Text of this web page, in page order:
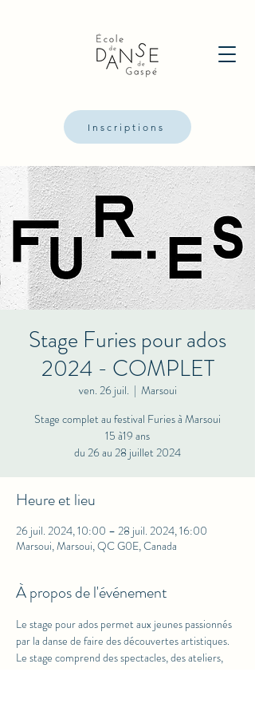
Inscriptions
Stage Furies pour ados
2024 - COMPLET
ven. 26 juil.
  |
Marsoui
Stage complet au festival Furies à Marsoui
15 à19 ans
du 26 au 28 juillet 2024
Heure et lieu
26 juil. 2024, 10:00 – 28 juil. 2024, 16:00
Marsoui, Marsoui, QC G0E, Canada
À propos de l'événement
Le stage pour ados permet aux jeunes passionnés
par la danse de faire des découvertes artistiques.
Le stage comprend des spectacles, des ateliers,